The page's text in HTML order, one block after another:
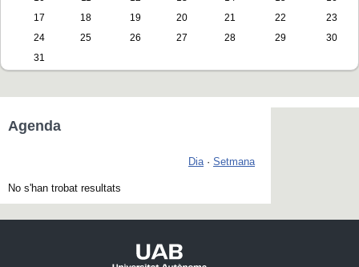
English Español
17
18 19 20 21 22
23
24
25 26 27 28 29
30
31
Agenda
Dia · Setmana
No s'han trobat resultats